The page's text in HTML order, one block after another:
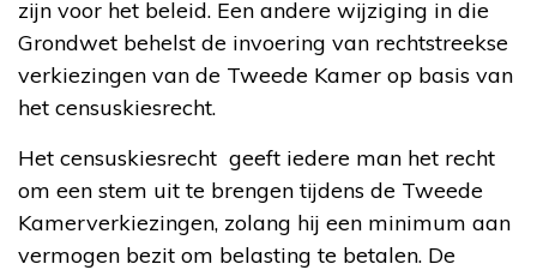
zijn voor het beleid. Een andere wijziging in die
Grondwet behelst de invoering van rechtstreekse
verkiezingen van de Tweede Kamer op basis van
het censuskiesrecht.
Het censuskiesrecht geeft iedere man het recht
om een stem uit te brengen tijdens de Tweede
Kamerverkiezingen, zolang hij een minimum aan
vermogen bezit om belasting te betalen. De